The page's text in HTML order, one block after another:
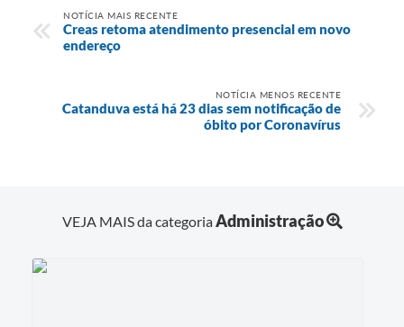
NOTÍCIA MAIS RECENTE
Creas retoma atendimento presencial em novo
endereço
NOTÍCIA MENOS RECENTE
Catanduva está há 23 dias sem notificação de
óbito por Coronavírus
VEJA MAIS da categoriaAdministração